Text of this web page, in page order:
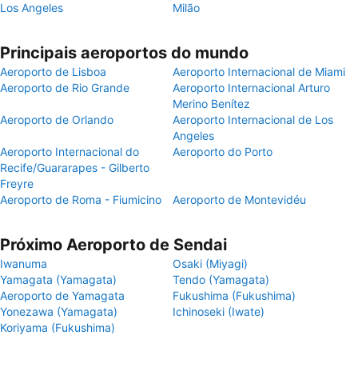
Los Angeles
Milão
Principais aeroportos do mundo
Aeroporto de Lisboa
Aeroporto Internacional de Miami
Aeroporto de Rio Grande
Aeroporto Internacional Arturo
Merino Benítez
Aeroporto de Orlando
Aeroporto Internacional de Los
Angeles
Aeroporto Internacional do
Recife/Guararapes - Gilberto
Freyre
Aeroporto do Porto
Aeroporto de Roma - Fiumicino Aeroporto de Montevidéu
Próximo Aeroporto de Sendai
Iwanuma
Osaki (Miyagi)
Yamagata (Yamagata)
Tendo (Yamagata)
Aeroporto de Yamagata
Fukushima (Fukushima)
Yonezawa (Yamagata)
Ichinoseki (Iwate)
Koriyama (Fukushima)